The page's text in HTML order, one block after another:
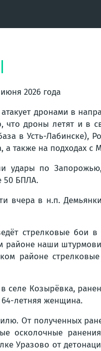
2026 года
дронами в
что дроны летят и в
в Усть-Лабинске),
а также на подходах с
удары по
50 БПЛА.
вчера в н.п.
стрелковые бои в
наши
районе
селе Козырёвка,
64-летняя женщина.
От полученных
осколочные
Уразово от